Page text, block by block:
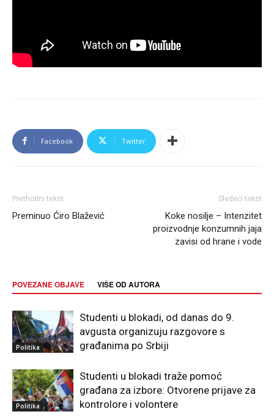
Facebook Twitter
Prethodni tekst
Preminuo Ćiro Blažević
Sledeći tekst
Koke nosilje – Intenzitet
proizvodnje konzumnih jaja
zavisi od hrane i vode
POVEZANE OBJAVE VIŠE OD AUTORA
Politika
Studenti u blokadi, od danas do 9.
avgusta organizuju razgovore s
građanima po Srbiji
Politika
Studenti u blokadi traže pomoć
građana za izbore: Otvorene prijave za
kontrolore i volontere